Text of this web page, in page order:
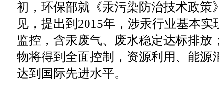
初，环保部就《汞污染防治技术政策
见，提出到2015年，涉汞行业基本
监控，含汞废气、废水稳定达标排放
物将得到全面控制，资源利用、能源
达到国际先进水平。